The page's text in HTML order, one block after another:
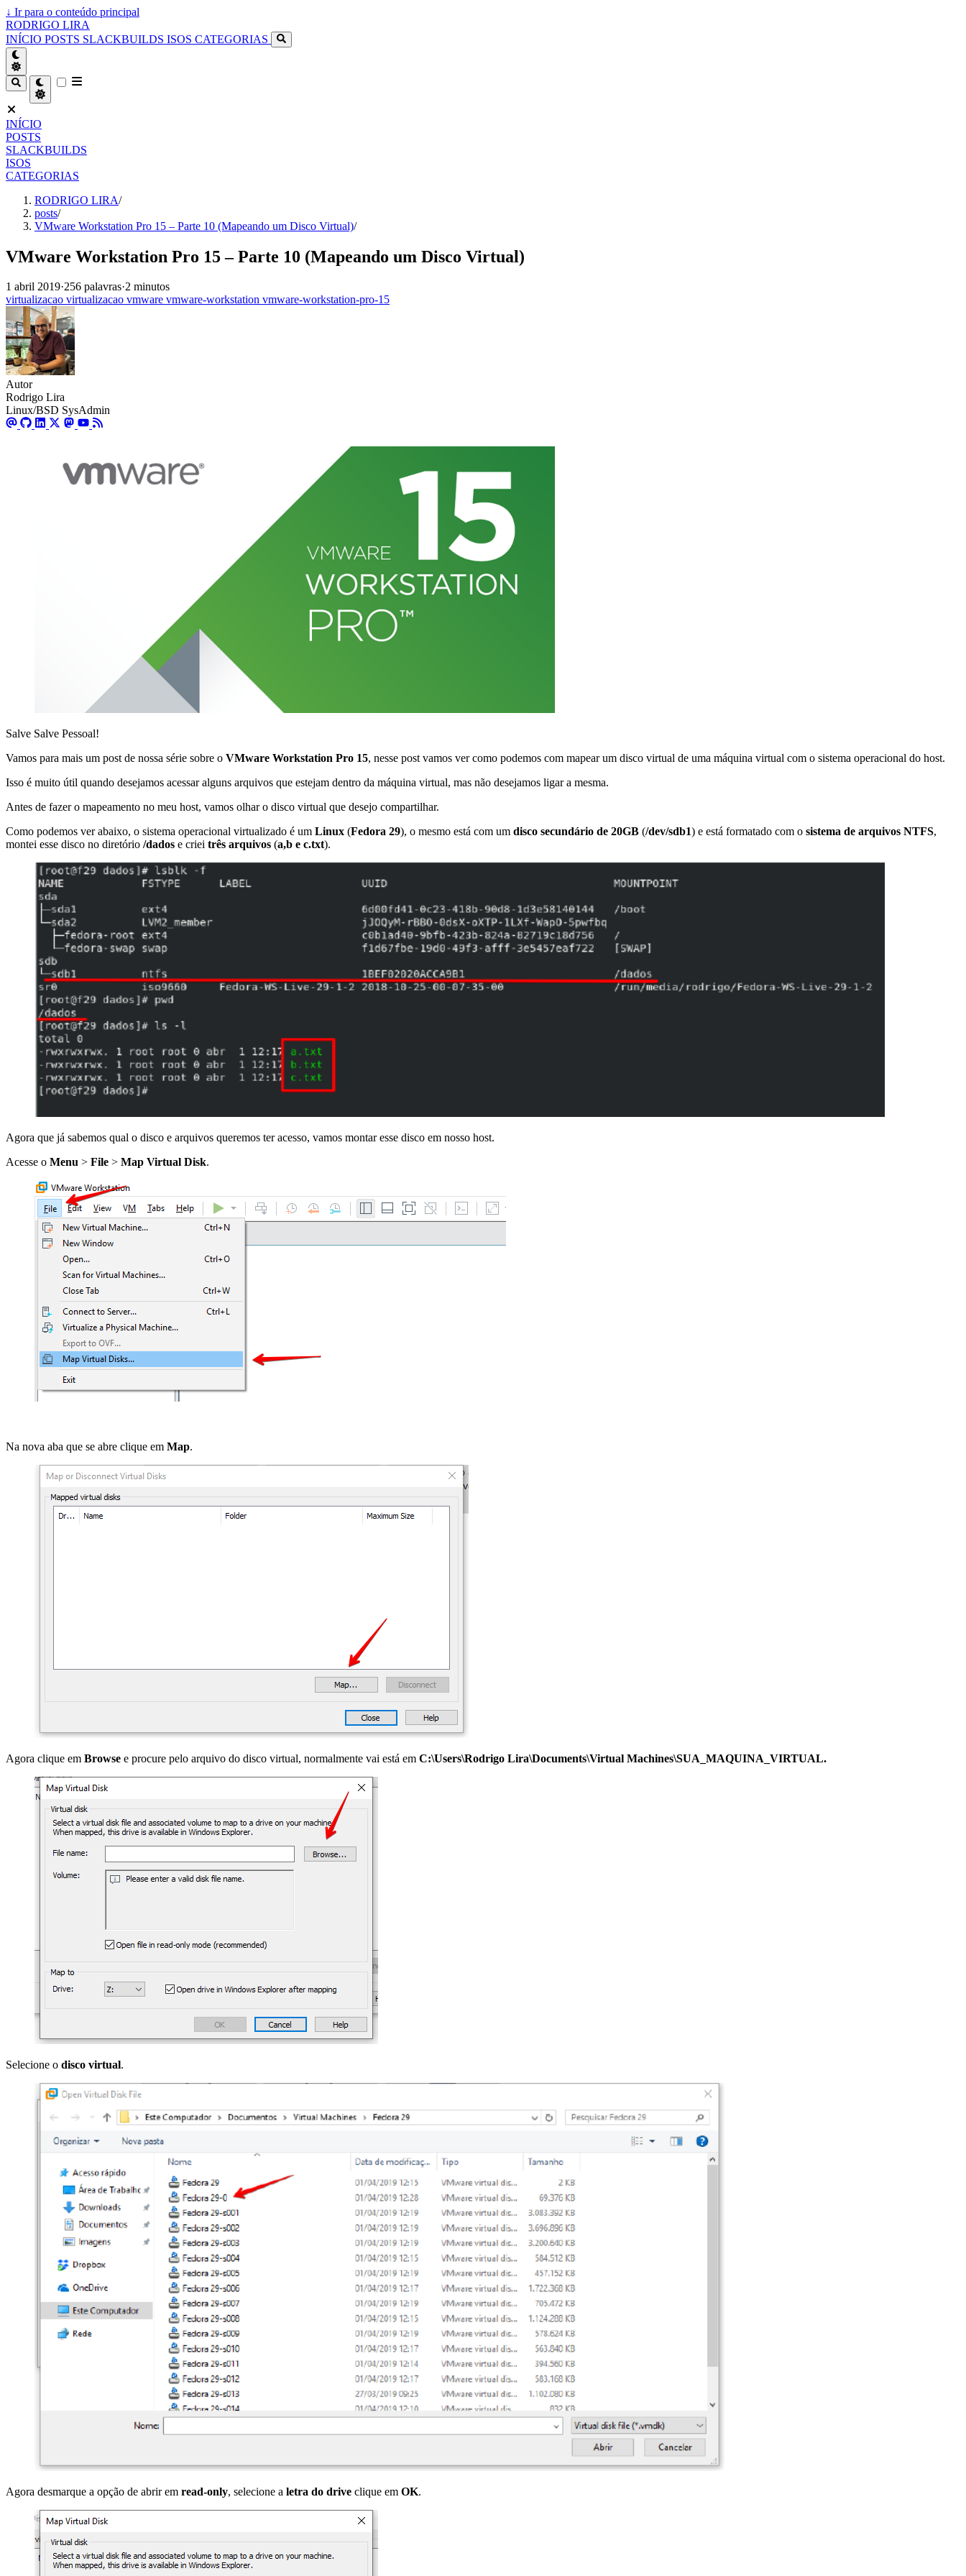
↓ Ir para o conteúdo principal
RODRIGO LIRA
INÍCIO POSTS SLACKBUILDS ISOS CATEGORIAS
INÍCIO
POSTS
SLACKBUILDS
ISOS
CATEGORIAS
RODRIGO LIRA/
posts/
VMware Workstation Pro 15 – Parte 10 (Mapeando um Disco Virtual)/
VMware Workstation Pro 15 – Parte 10 (Mapeando um Disco Virtual)
1 abril 2019·256 palavras·2 minutos
virtualizacao virtualizacao vmware vmware-workstation vmware-workstation-pro-15
Autor
Rodrigo Lira
Linux/BSD SysAdmin
Salve Salve Pessoal!
Vamos para mais um post de nossa série sobre o VMware Workstation Pro 15, nesse post vamos ver como podemos com mapear um disco virtual de uma máquina virtual com o sistema operacional do host.
Isso é muito útil quando desejamos acessar alguns arquivos que estejam dentro da máquina virtual, mas não desejamos ligar a mesma.
Antes de fazer o mapeamento no meu host, vamos olhar o disco virtual que desejo compartilhar.
Como podemos ver abaixo, o sistema operacional virtualizado é um Linux (Fedora 29), o mesmo está com um disco secundário de 20GB (/dev/sdb1) e está formatado com o sistema de arquivos NTFS,
montei esse disco no diretório /dados e criei três arquivos (a,b e c.txt).
Agora que já sabemos qual o disco e arquivos queremos ter acesso, vamos montar esse disco em nosso host.
Acesse o Menu > File > Map Virtual Disk.
Na nova aba que se abre clique em Map.
Agora clique em Browse e procure pelo arquivo do disco virtual, normalmente vai está em C:\Users\Rodrigo Lira\Documents\Virtual Machines\SUA_MAQUINA_VIRTUAL.
Selecione o disco virtual.
Agora desmarque a opção de abrir em read-only, selecione a letra do drive clique em OK.